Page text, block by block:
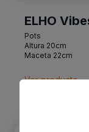
ELHO
Pots
Altura 20cm
Maceta 22cm
Ver producto
ELHO b.for